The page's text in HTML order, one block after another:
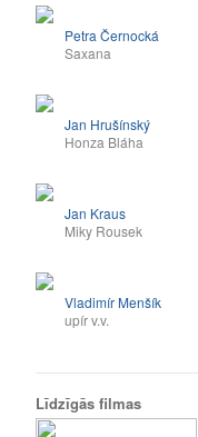
Petra Černocká
Saxana
Jan Hrušínský
Honza Bláha
Jan Kraus
Miky Rousek
Vladimír Menšík
upír v.v.
Līdzīgās filmas